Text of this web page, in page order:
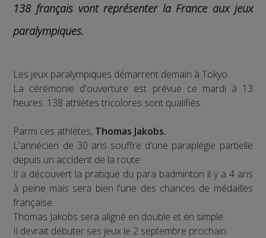
138 français vont représenter la France aux jeux
paralympiques.
Les jeux paralympiques démarrent demain à Tokyo.
La cérémonie d'ouverture est prévue ce mardi à 13
heures. 138 athlètes tricolores sont qualifiés.
Parmi ces athlètes, Thomas Jakobs.
L'annécien de 30 ans souffre d'une paraplégie partielle
depuis un accident de la route.
Il a découvert la pratique du para badminton il y a 4 ans
à peine mais sera bien l'une des chances de médailles
française.
Thomas Jakobs sera aligné en double et en simple.
Il devrait débuter ses jeux le 2 septembre prochain.